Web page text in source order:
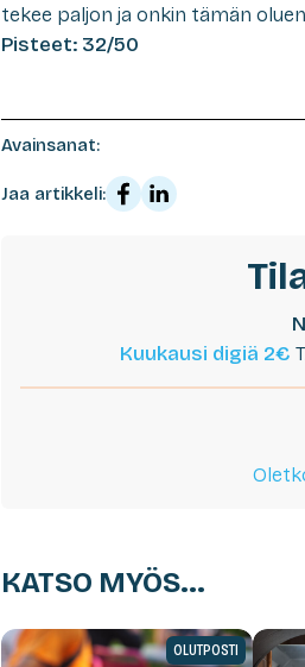
tekee paljon ja onkin tämän
Pisteet: 32/50
Avainsanat:
Jaa artikkeli:
Kuukausi digiä 2€
KATSO MYÖS...
OLUTPOSTI